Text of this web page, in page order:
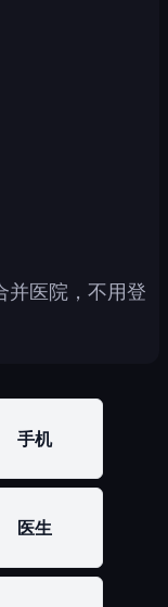
并医院，不用登
手机
医生